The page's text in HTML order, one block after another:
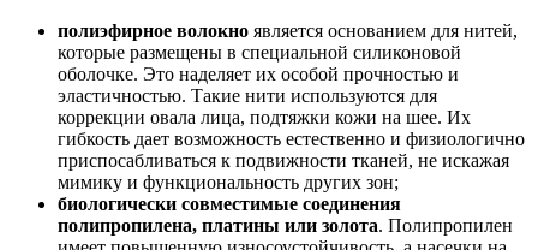
полиэфирное волокно является основанием для нитей,
которые размещены в специальной силиконовой
оболочке. Это наделяет их особой прочностью и
эластичностью. Такие нити используются для
коррекции овала лица, подтяжки кожи на шее. Их
гибкость дает возможность естественно и физиологично
приспосабливаться к подвижности тканей, не искажая
мимику и функциональность других зон;
биологически совместимые соединения
полипропилена, платины или золота. Полипропилен